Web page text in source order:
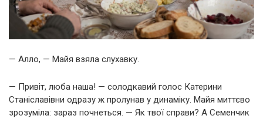
— Алло, — Майя взяла слухавку.
— Привіт, люба наша! — солодкавий голос Катерини
Станіславівни одразу ж пролунав у динаміку. Майя миттєво
зрозуміла: зараз почнеться. — Як твої справи? А Семенчик